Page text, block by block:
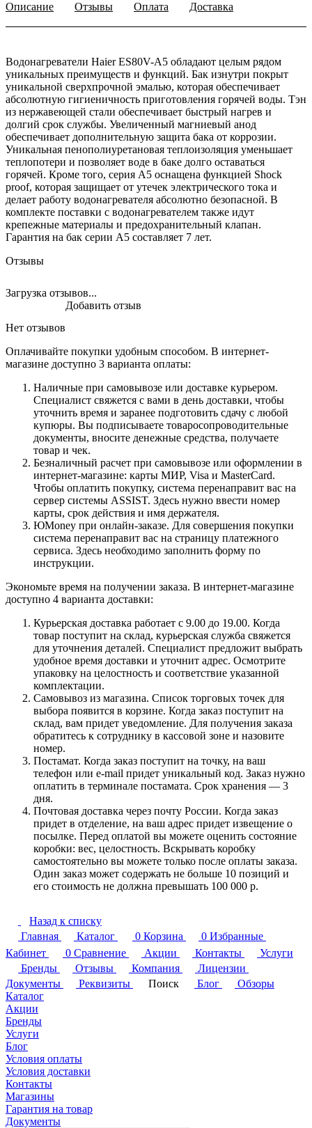
Описание Отзывы Оплата Доставка
Водонагреватели Haier ES80V-A5 обладают целым рядом
уникальных преимуществ и функций. Бак изнутри покрыт
уникальной сверхпрочной эмалью, которая обеспечивает
абсолютную гигиеничность приготовления горячей воды. Тэн
из нержавеющей стали обеспечивает быстрый нагрев и
долгий срок службы. Увеличенный магниевый анод
обеспечивает дополнительную защита бака от коррозии.
Уникальная пенополиуретановая теплоизоляция уменьшает
теплопотери и позволяет воде в баке долго оставаться
горячей. Кроме того, серия A5 оснащена функцией Shock
proof, которая защищает от утечек электрического тока и
делает работу водонагревателя абсолютно безопасной. В
комплекте поставки с водонагревателем также идут
крепежные материалы и предохранительный клапан.
Гарантия на бак серии A5 составляет 7 лет.
Отзывы
Загрузка отзывов...
Нет отзывов
Добавить отзыв
Оплачивайте покупки удобным способом. В интернет-
магазине доступно 3 варианта оплаты:
Наличные при самовывозе или доставке курьером.
Специалист свяжется с вами в день доставки, чтобы
уточнить время и заранее подготовить сдачу с любой
купюры. Вы подписываете товаросопроводительные
документы, вносите денежные средства, получаете
товар и чек.
Безналичный расчет при самовывозе или оформлении в
интернет-магазине: карты МИР, Visa и MasterCard.
Чтобы оплатить покупку, система перенаправит вас на
сервер системы ASSIST. Здесь нужно ввести номер
карты, срок действия и имя держателя.
ЮMoney при онлайн-заказе. Для совершения покупки
система перенаправит вас на страницу платежного
сервиса. Здесь необходимо заполнить форму по
инструкции.
Экономьте время на получении заказа. В интернет-магазине
доступно 4 варианта доставки:
Курьерская доставка работает с 9.00 до 19.00. Когда
товар поступит на склад, курьерская служба свяжется
для уточнения деталей. Специалист предложит выбрать
удобное время доставки и уточнит адрес. Осмотрите
упаковку на целостность и соответствие указанной
комплектации.
Самовывоз из магазина. Список торговых точек для
выбора появится в корзине. Когда заказ поступит на
склад, вам придет уведомление. Для получения заказа
обратитесь к сотруднику в кассовой зоне и назовите
номер.
Постамат. Когда заказ поступит на точку, на ваш
телефон или e-mail придет уникальный код. Заказ нужно
оплатить в терминале постамата. Срок хранения — 3
дня.
Почтовая доставка через почту России. Когда заказ
придет в отделение, на ваш адрес придет извещение о
посылке. Перед оплатой вы можете оценить состояние
коробки: вес, целостность. Вскрывать коробку
самостоятельно вы можете только после оплаты заказа.
Один заказ может содержать не больше 10 позиций и
его стоимость не должна превышать 100 000 р.
Назад к списку
Главная
Каталог 0 Корзина 0 Избранные
Кабинет
0 Сравнение Акции Контакты
Услуги
Бренды
Отзывы Компания
Лицензии
Документы
Реквизиты Поиск Блог
Обзоры
Каталог
Акции
Бренды
Услуги
Блог
Условия оплаты
Условия доставки
Контакты
Магазины
Гарантия на товар
Документы